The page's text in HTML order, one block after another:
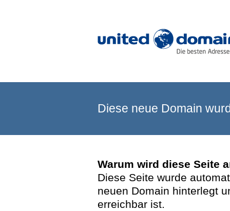
Diese neue Domain
Warum wird diese Seite
Diese Seite wurde
neuen Domain hinterlegt
erreichbar ist.